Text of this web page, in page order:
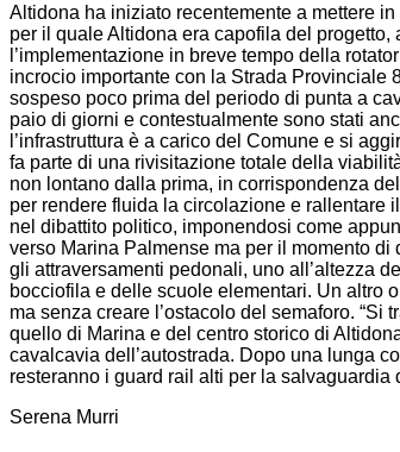
Altidona ha iniziato recentemente a mettere
per il quale Altidona era capofila del
l’implementazione in breve tempo della
incrocio importante con la Strada Provinciale
sospeso poco prima del periodo di punta a
paio di giorni e contestualmente sono stati
l’infrastruttura è a carico del Comune e si
fa parte di una rivisitazione totale della
non lontano dalla prima, in corrispondenza
per rendere fluida la circolazione e rallentare
nel dibattito politico, imponendosi come
verso Marina Palmense ma per il momento
gli attraversamenti pedonali, uno all’altezza
bocciofila e delle scuole elementari. Un altro
ma senza creare l’ostacolo del semaforo.
quello di Marina e del centro storico di
cavalcavia dell’autostrada. Dopo una lunga
resteranno i guard rail alti per la salvaguardia
Serena Murri